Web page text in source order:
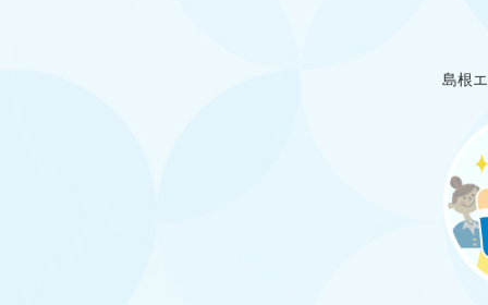
島根